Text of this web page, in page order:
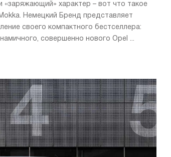
«заряжающий» характер – вот что такое
Немецкий Бренд представляет
своего компактного бестселлера:
совершенно нового Opel ...